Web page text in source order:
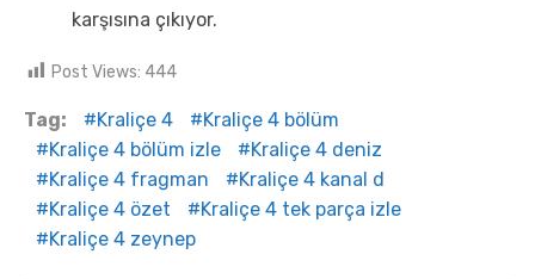
karşısına çıkıyor.
Post Views: 444
Tag: Kraliçe 4
Kraliçe 4 bölüm
Kraliçe 4 bölüm izle
Kraliçe 4 deniz
Kraliçe 4 fragman
Kraliçe 4 kanal d
Kraliçe 4 özet
Kraliçe 4 tek parça izle
Kraliçe 4 zeynep